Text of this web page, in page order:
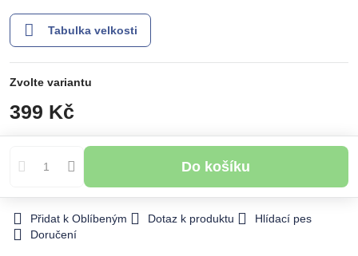
Tabulka velkosti
Zvolte variantu
399 Kč
Do košíku
Přidat k Oblíbeným Dotaz k produktu
Hlídací pes
Doručení